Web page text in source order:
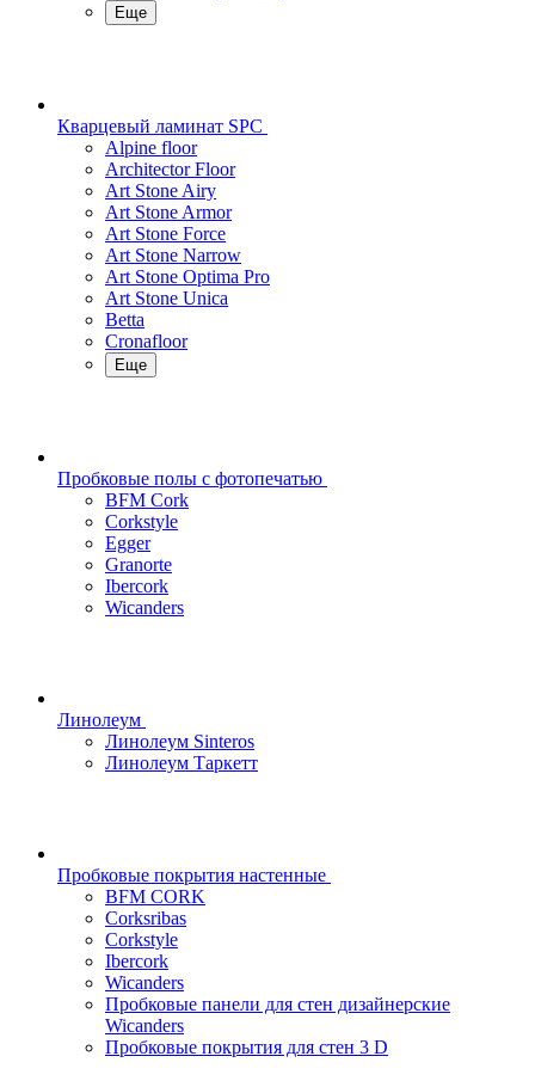
Еще
Кварцевый ламинат SPC
Alpine floor
Architector Floor
Art Stone Airy
Art Stone Armor
Art Stone Force
Art Stone Narrow
Art Stone Optima Pro
Art Stone Unica
Betta
Cronafloor
Еще
Пробковые полы с фотопечатью
BFM Cork
Corkstyle
Egger
Granorte
Ibercork
Wicanders
Линолеум
Линолеум Sinteros
Линолеум Таркетт
Пробковые покрытия настенные
BFM CORK
Corksribas
Corkstyle
Ibercork
Wicanders
Пробковые панели для стен дизайнерские
Wicanders
Пробковые покрытия для стен 3 D